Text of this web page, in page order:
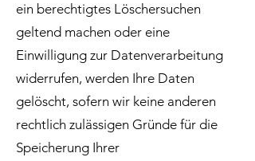
ein berechtigtes Löschersuchen
geltend machen oder eine
Einwilligung zur Datenverarbeitung
widerrufen, werden Ihre Daten
gelöscht, sofern wir keine anderen
rechtlich zulässigen Gründe für die
Speicherung Ihrer